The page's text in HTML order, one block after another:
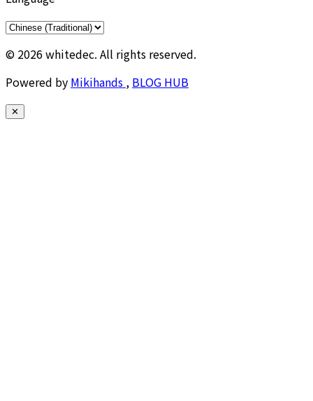
© 2026 whitedec. All rights reserved.
Powered by Mikihands , BLOG HUB
✕